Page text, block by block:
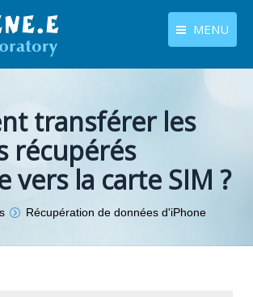
MENU
Centre de téléchargement
Boutique
Tutoriels
transférer les
récupérés
vers la carte SIM ?
Récupération de données d'iPhone